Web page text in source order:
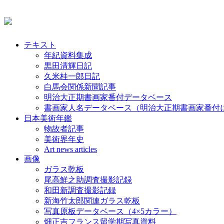
テキスト
年紀資料集成
黒田清輝日記
久米桂一郎日記
白馬会関係新聞記事
明治大正期書画家番付データベース
書画家人名データベース（明治大正期書画家番付
日本美術年鑑
物故者記事
美術界年史
Art news articles
画像
ガラス乾板
尾高鮮之助調査撮影記録
和田新調査撮影記録
新海竹太郎関連ガラス乾板
写真原板データベース（4×5カラー）
畑正吉フランス留学期写真資料